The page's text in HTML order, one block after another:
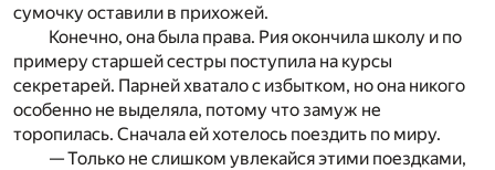
сумочку оставили в прихожей.
Конечно, она была права. Рия окончила школу и по
примеру старшей сестры поступила на курсы
секретарей. Парней хватало с избытком, но она никого
особенно не выделяла, потому что замуж не
торопилась. Сначала ей хотелось поездить по миру.
— Только не слишком увлекайся этими поездками,